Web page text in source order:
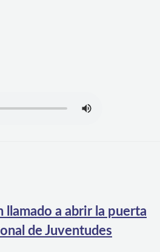
llamado a abrir la puerta
de Juventudes